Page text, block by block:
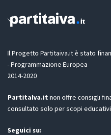
n
D
P
R
*
Il Progetto Partitaiva.it è stato
- Programmazione Europea
2014-2020
PartitaIva.it non offre consigli
consultato solo per scopi
Seguici su: